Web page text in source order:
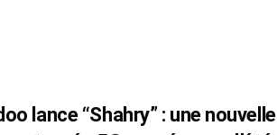
lance “Shahry” : une nouvelle